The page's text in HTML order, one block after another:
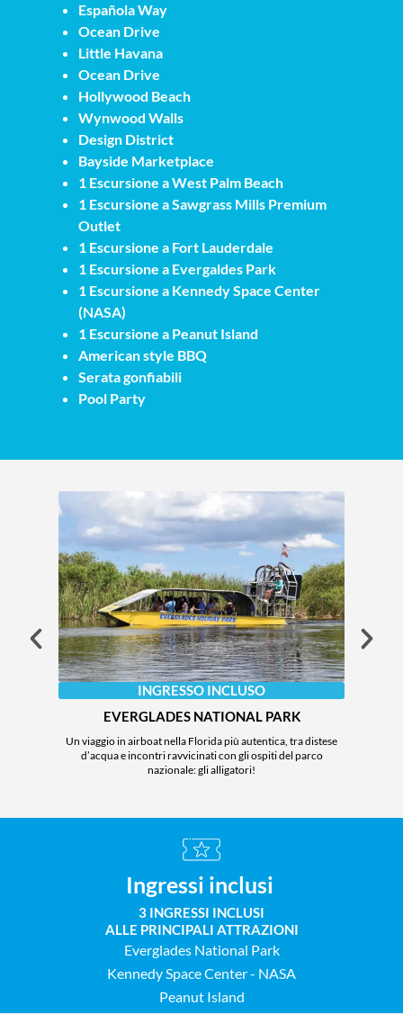
Española Way
Ocean Drive
Little Havana
Ocean Drive
Hollywood Beach
Wynwood Walls
Design District
Bayside Marketplace
1 Escursione a West Palm Beach
1 Escursione a Sawgrass Mills Premium
Outlet
1 Escursione a Fort Lauderdale
1 Escursione a Evergaldes Park
1 Escursione a Kennedy Space Center
(NASA)
1 Escursione a Peanut Island
American style BBQ
Serata gonfiabili
Pool Party
INGRESSO INCLUSO
EVERGLADES NATIONAL PARK
Un viaggio in airboat nella Florida più autentica, tra distese
d’acqua e incontri ravvicinati con gli ospiti del parco
nazionale: gli alligatori!
Ingressi inclusi
3 INGRESSI INCLUSI
ALLE PRINCIPALI ATTRAZIONI
Everglades National Park
Kennedy Space Center - NASA
Peanut Island